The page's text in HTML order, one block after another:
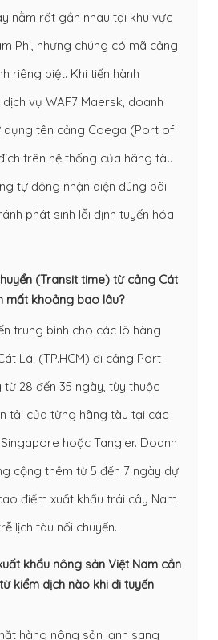
nằm rất gần nhau tại khu vực
Phi, nhưng chúng có mã cảng
riêng biệt. Khi tiến hành
vụ WAF7 Maersk, doanh
dụng tên cảng Coega (Port of
trên hệ thống của hãng tàu
tự động nhận diện đúng bãi
phát sinh lỗi định tuyến hóa
(Transit time) từ cảng Cát
mất khoảng bao lâu?
trung bình cho các lô hàng
Lái (TP.HCM) đi cảng Port
28 đến 35 ngày, tùy thuộc
tải của từng hãng tàu tại các
hoặc Tangier. Doanh
cộng thêm từ 5 đến 7 ngày dự
điểm xuất khẩu trái cây Nam
lịch tàu nối chuyến.
khẩu nông sản Việt Nam cần
kiểm dịch nào khi đi tuyến
hàng nông sản lạnh sang